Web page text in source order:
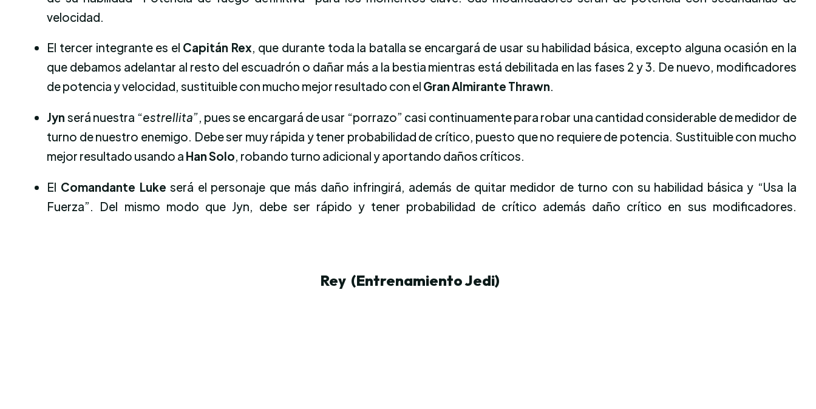
velocidad.
El tercer integrante es el Capitán Rex, que durante toda la batalla se encargará de usar su habilidad básica, excepto alguna ocasión en la
que debamos adelantar al resto del escuadrón o dañar más a la bestia mientras está debilitada en las fases 2 y 3. De nuevo, modificadores
de potencia y velocidad, sustituible con mucho mejor resultado con el Gran Almirante Thrawn.
Jyn será nuestra “estrellita”, pues se encargará de usar “porrazo” casi continuamente para robar una cantidad considerable de medidor de
turno de nuestro enemigo. Debe ser muy rápida y tener probabilidad de crítico, puesto que no requiere de potencia. Sustituible con mucho
mejor resultado usando a Han Solo, robando turno adicional y aportando daños críticos.
El Comandante Lukeserá el personaje que más daño infringirá, además de quitar medidor de turno con su habilidad básica y “Usa la
Fuerza”. Del mismo modo que Jyn, debe ser rápido y tener probabilidad de crítico además daño crítico en sus modificadores.
Rey (Entrenamiento Jedi)